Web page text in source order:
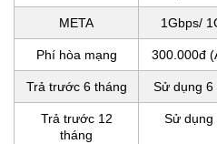
META 1Gbps/
Phí hòa mạng 300.000đ
Trả trước 6 tháng Sử dụng 6
Trả trước 12
tháng
Sử dụng